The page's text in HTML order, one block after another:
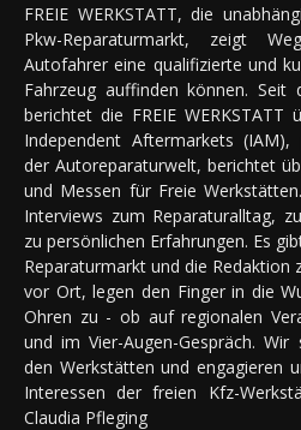
FREIE WERKSTATT, die
Pkw-Reparaturmarkt, zeigt
Autofahrer eine qualifizierte und
Fahrzeug auffinden können. Seit
berichtet die FREIE WERKSTATT
Independent Aftermarkets
der Autoreparaturwelt, berichtet
und Messen für Freie
Interviews zum Reparaturalltag,
zu persönlichen Erfahrungen. Es
Reparaturmarkt und die Redaktion
vor Ort, legen den Finger in die
Ohren zu - ob auf regionalen
und im Vier-Augen-Gespräch.
den Werkstätten und engagieren
Interessen der freien Kfz-
Claudia Pfleging